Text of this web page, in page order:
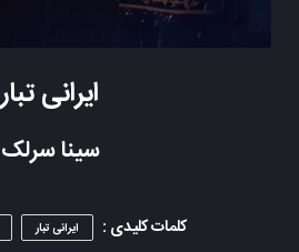
ایرانی تبار
سینا سرلک
کلمات کلیدی : ایرانی تبار